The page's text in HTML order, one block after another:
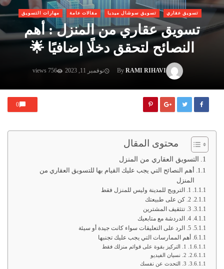
تسويق عقاري تسويق سوشال ميديا مقالات عامة مهارات التسويق
تسويق عقاري من المنزل : أهم
النصائح لتحقق دخلًا إضافيًا 🌟
By RAMI RIHAVI نوفمبر 11, 2023 756 views
0
محتوى المقال
التسويق العقاري من المنزل
أهم النصائح التي يجب عليك القيام بها للتسويق العقاري من
المنزل
1. الترويج للمدينة وليس للمنزل فقط
2. كن على طبيعتك
3. تتثقيف المشترين
4. الدردشة مع متابعيك
5. الرد على التعليقات سواء كانت جيدة أو سيئة
أهم الممارسات التي يجب عليك تجنبها
1. التركيز بقوة على قوائم منزلك فقط
2. نسيان الفيديو
3. التحدث عن نفسك